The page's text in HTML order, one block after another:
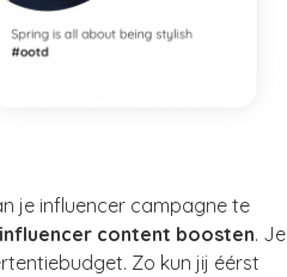
je influencer campagne te
influencer content boosten. Je
Zo kun jij éérst